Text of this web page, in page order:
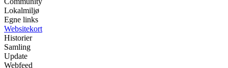
Lokalmiljø
Egne links
Websitekort
Historier
Samling
Update
Webfeed